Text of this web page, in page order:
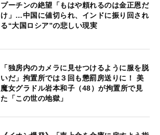
プーチンの絶望「もはや頼れるのは金正恩だ
け」…中国に値切られ、インドに振り回され
る“大国ロシア”の悲しい現実
「独房内のカメラに見せつけるように服を脱
いだ」拘置所では３回も懲罰房送りに！ 美
魔女グラドル岩本和子（48）が拘置所で見
た「この世の地獄」